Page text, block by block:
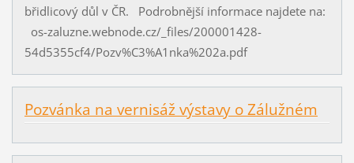
břidlicový důl v ČR. Podrobnější informace najdete na:
os-zaluzne.webnode.cz/_files/200001428-
54d5355cf4/Pozv%C3%A1nka%202a.pdf
Pozvánka na vernisáž výstavy o Zálužném